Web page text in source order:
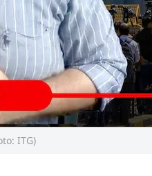
ITG)